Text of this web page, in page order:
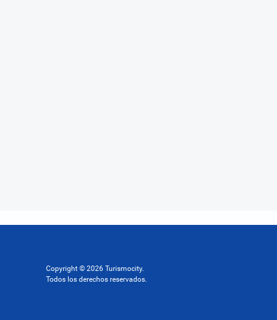
Copyright © 2026 Turismocity.
Todos los derechos reservados.